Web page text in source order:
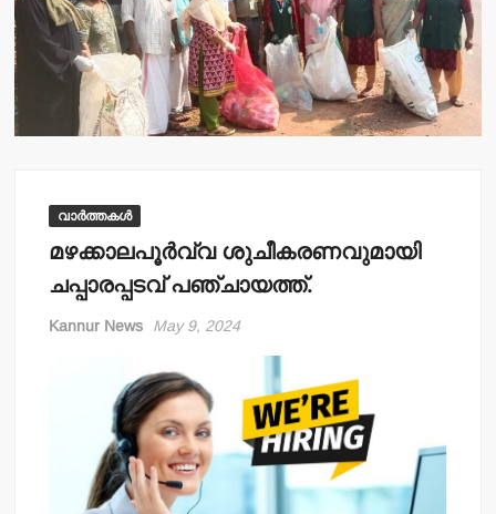
വാർത്തകൾ
മഴക്കാലപൂര്‍വ്വ ശുചീകരണവുമായി
ചപ്പാരപ്പടവ് പഞ്ചായത്ത്.
Kannur News May 9, 2024